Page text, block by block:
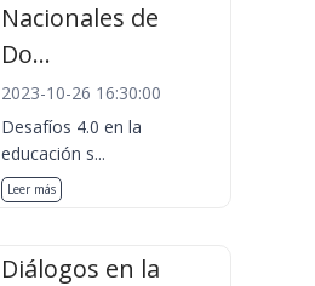
Nacionales de
Do...
2023-10-26 16:30:00
Desafíos 4.0 en la
educación s...
Leer más
Diálogos en la